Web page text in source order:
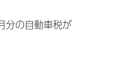
分の自動車税が